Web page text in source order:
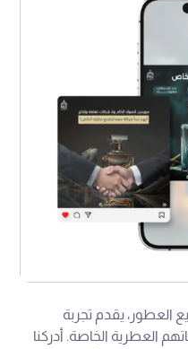
يقدم تجربة
العطرية الخاصة. أدركنا